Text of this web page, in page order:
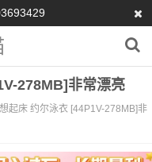
278MB]非常漂亮
起床 约尔泳衣 [44P1V-278MB]非